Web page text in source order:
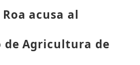
acusa al
de Agricultura de